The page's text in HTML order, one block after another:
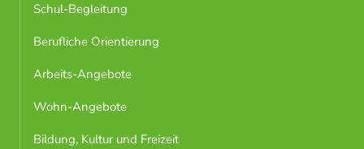
Schul-Begleitung
Berufliche Orientierung
Arbeits-Angebote
Wohn-Angebote
Bildung, Kultur und Freizeit